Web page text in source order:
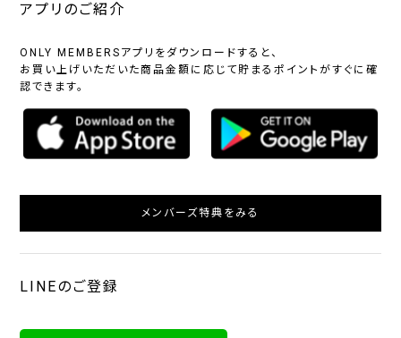
アプリのご紹介
ONLY MEMBERSアプリをダウンロードすると、
お買い上げいただいた商品金額に応じて貯まるポイントがすぐに確
認できます。
メンバーズ特典をみる
LINEのご登録